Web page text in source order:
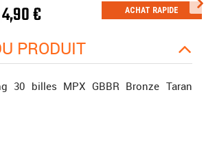
4,90 € ACHAT RAPIDE
PRODUIT
30 billes MPX GBBR Bronze Taran